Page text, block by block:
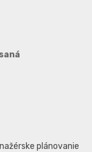
plánovanie